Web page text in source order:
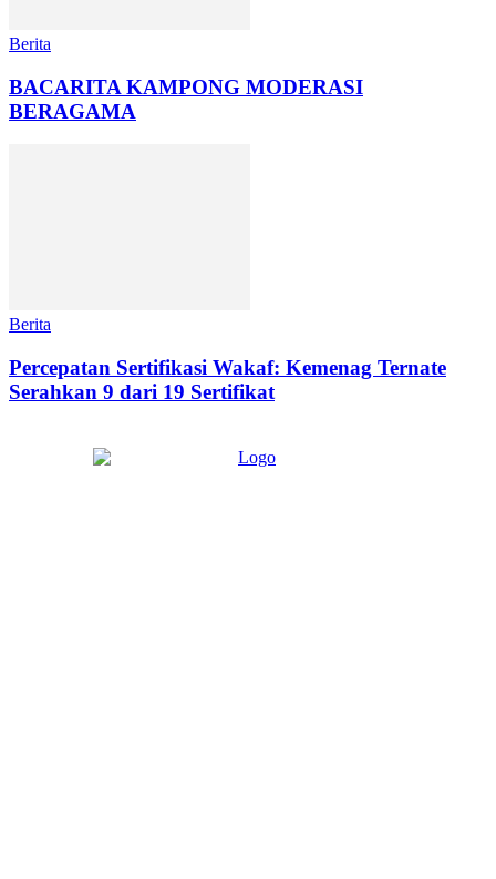
Berita
BACARITA KAMPONG MODERASI
BERAGAMA
Berita
Percepatan Sertifikasi Wakaf: Kemenag Ternate
Serahkan 9 dari 19 Sertifikat